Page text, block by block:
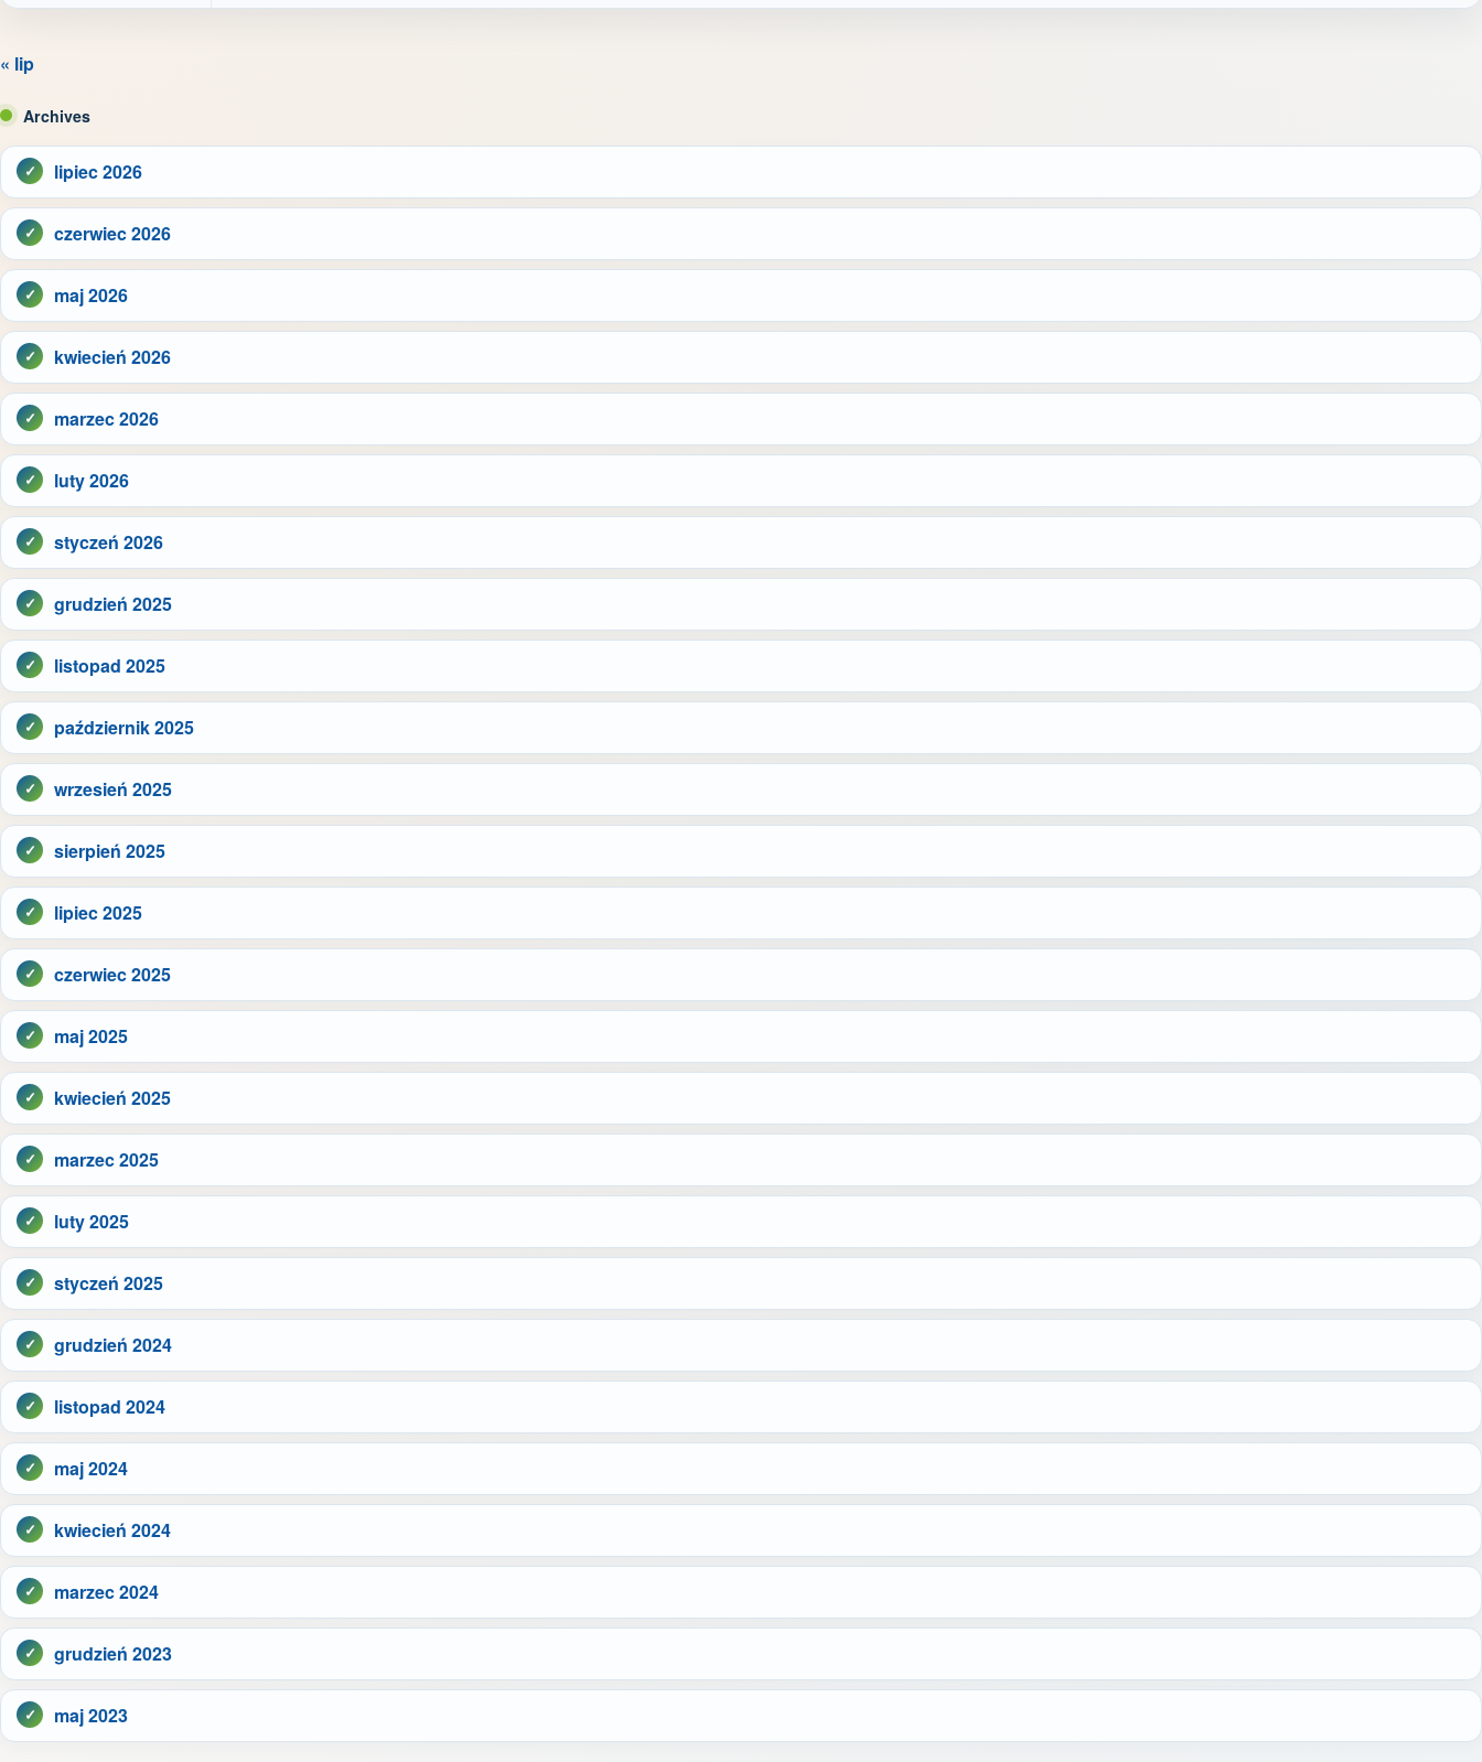
« lip
Archives
lipiec 2026
czerwiec 2026
maj 2026
kwiecień 2026
marzec 2026
luty 2026
styczeń 2026
grudzień 2025
listopad 2025
październik 2025
wrzesień 2025
sierpień 2025
lipiec 2025
czerwiec 2025
maj 2025
kwiecień 2025
marzec 2025
luty 2025
styczeń 2025
grudzień 2024
listopad 2024
maj 2024
kwiecień 2024
marzec 2024
grudzień 2023
maj 2023